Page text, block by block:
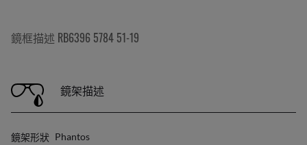
鏡框描述 RB6396 5784 51-19
鏡架描述
鏡架形狀 Phantos